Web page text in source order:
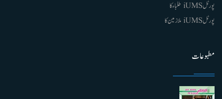
پورٹل iUMS طلباء کا
پورٹل iUMS ملازمین کا
مطبوعات